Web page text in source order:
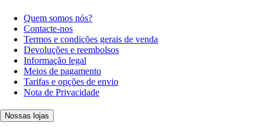
Quem somos nós?
Contacte-nos
Termos e condições gerais de venda
Devoluções e reembolsos
Informação legal
Meios de pagamento
Tarifas e opções de envio
Nota de Privacidade
Nossas lojas